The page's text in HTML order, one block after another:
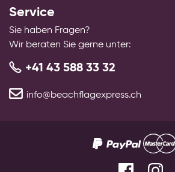
Service
Sie haben Fragen?
Wir beraten Sie gerne unter:
+41 43 588 33 32
info@beachflagexpress.ch